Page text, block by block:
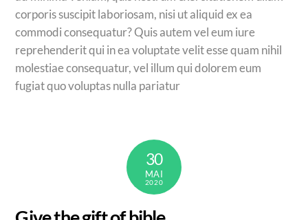
corporis suscipit laboriosam, nisi ut aliquid ex ea
commodi consequatur? Quis autem vel eum iure
reprehenderit qui in ea voluptate velit esse quam nihil
molestiae consequatur, vel illum qui dolorem eum
fugiat quo voluptas nulla pariatur
30
MAI
2020